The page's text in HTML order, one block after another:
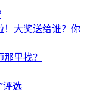
！大奖送给谁？你
里找？
评选